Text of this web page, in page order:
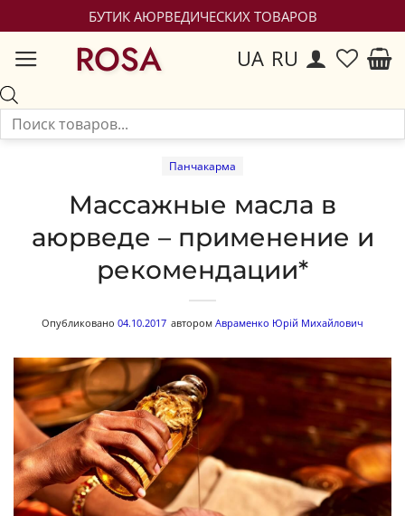
БУТИК АЮРВЕДИЧЕСКИХ ТОВАРОВ
ROSA UA RU
Панчакарма
Массажные масла в
аюрведе – применение и
рекомендации*
Опубликовано 04.10.2017 автором Авраменко Юрій Михайлович